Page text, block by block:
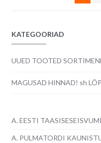
KATEGOORIAD
UUED TOOTED
MAGUSAD HINNAD! sh
A. EESTI
A. PULMATORDI